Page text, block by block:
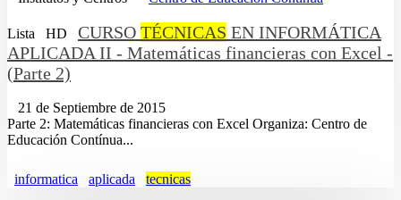
Lista HD CURSO TÉCNICAS EN INFORMÁTICA
APLICADA II - Matemáticas financieras con Excel -
(Parte 2)
21 de Septiembre de 2015
Parte 2: Matemáticas financieras con Excel Organiza: Centro de
Educación Contínua...
informatica aplicada tecnicas